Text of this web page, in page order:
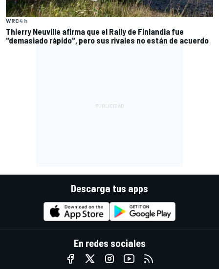
WRC4 h
Thierry Neuville afirma que el Rally de Finlandia fue
"demasiado rápido", pero sus rivales no están de acuerdo
Descarga tus apps
En redes sociales